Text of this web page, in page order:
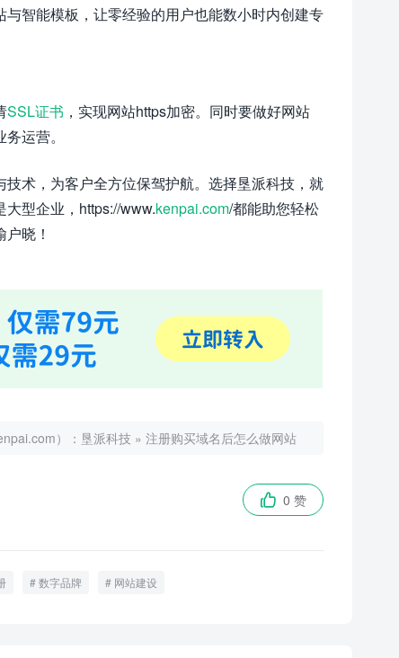
智能模板，让零经验的用户也能数小时内创建专
SSL证书 ，实现网站https加密。同时要做好网站
运营。
术，为客户全方位保驾护航。选择垦派科技，就
型企业，https://www.kenpai.com/都能助您轻松
晓！
）： 垦派科技 » 注册购买域名后怎么做网站
 0 赞
数字品牌 网站建设